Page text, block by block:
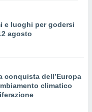
e luoghi per godersi
agosto
conquista dell’Europa
climatico